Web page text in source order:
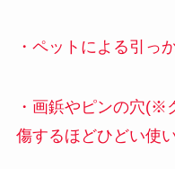
・ペットによる引っ
・画鋲やピンの穴(※
傷するほどひどい使